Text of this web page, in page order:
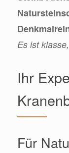
Es ist
Ihr
Für